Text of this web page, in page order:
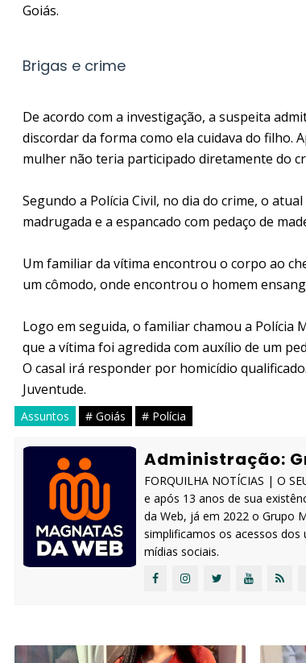
Goiás.
Brigas e crime
De acordo com a investigação, a suspeita
discordar da forma como ela cuidava do filho.
mulher não teria participado diretamente do
Segundo a Polícia Civil, no dia do crime, o
madrugada e a espancado com pedaço de
Um familiar da vítima encontrou o corpo ao
um cômodo, onde encontrou o homem
Logo em seguida, o familiar chamou a Polícia
que a vítima foi agredida com auxílio de um
O casal irá responder por homicídio
Juventude.
Assuntos # Goiás # Polícia
Administração:
FORQUILHA NOTÍCIAS | O
e após 13 anos de sua
da Web, já em 2022 o Grupo
simplificamos os acessos
mídias sociais.